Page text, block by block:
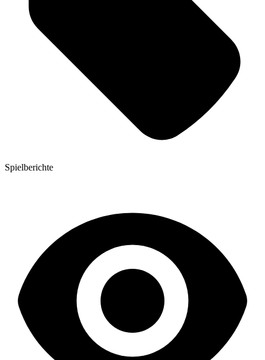
Spielberichte